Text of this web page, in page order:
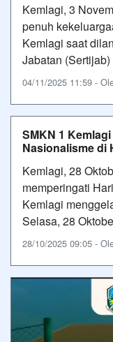
Kemlagi, 3
penuh
Kemlagi saat
Jabatan
04/11/2025 11:59 -
SMKN 1
Nasionalisme di
Kemlagi, 28
memperingati
Kemlagi
Selasa, 28
28/10/2025 09:05 -